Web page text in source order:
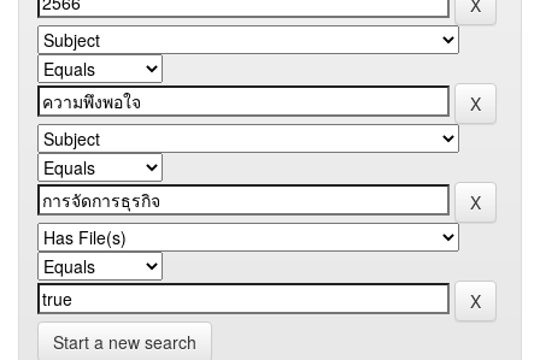
Start a new search